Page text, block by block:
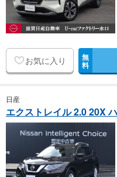
お気に入り 無
料
日産
エクストレイル 2.0 20X